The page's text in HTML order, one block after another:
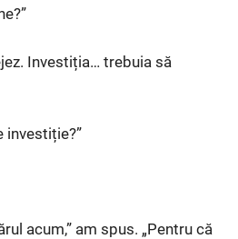
Investiția… trebuia să
investiție?”
acum,” am spus. „Pentru că